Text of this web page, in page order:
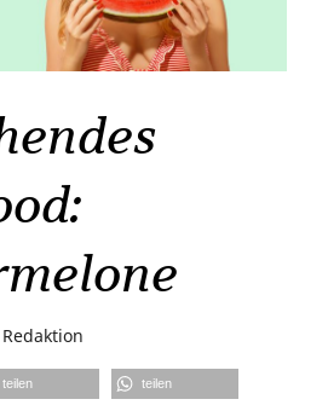
Redaktion
teilen teilen